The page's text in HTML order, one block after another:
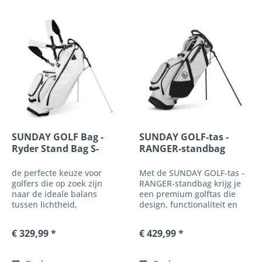
SUNDAY GOLF Bag -
Ryder Stand Bag S-
de perfecte keuze voor
golfers die op zoek zijn
naar de ideale balans
tussen lichtheid,
€ 329,99 *
SUNDAY GOLF-tas -
RANGER-standbag
Met de SUNDAY GOLF-tas -
RANGER-standbag krijg je
een premium golftas die
design, functionaliteit en
meervoudig bekroonde
door MyGolfSpy
€ 429,99 *